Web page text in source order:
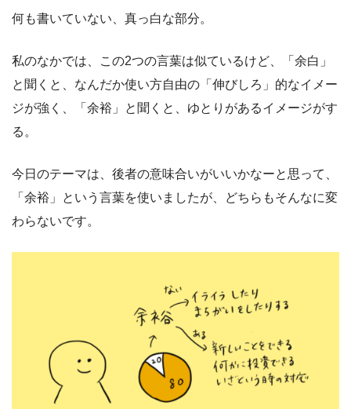
何も書いていない、真っ白な部分。
私のなかでは、この2つの言葉は似ているけど、「余白」
と聞くと、なんだか使い方自由の「伸びしろ」的なイメー
ジが強く、「余裕」と聞くと、ゆとりがあるイメージがす
る。
今日のテーマは、後者の意味合いがいいかなーと思って、
「余裕」という言葉を使いましたが、どちらもそんなに変
わらないです。